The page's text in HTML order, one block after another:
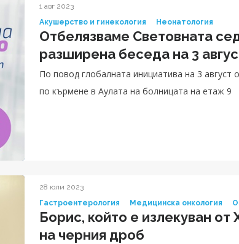
1 авг 2023
Акушерство и гинекология
Неонатология
Отбелязваме Световната
разширена беседа на 3
По повод глобалната инициатива на 3 август от 13:00 часа ще се
по кърмене в Аулата на болницата на етаж 9
28 юли 2023
Гастроентерология
Медицинска онкология
Борис, който е излекуван от
на черния дроб